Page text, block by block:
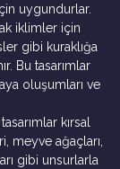
uygundurlar.
iklimler için
gibi kuraklığa
Bu tasarımlar
oluşumları ve
kırsal
meyve ağaçları,
gibi unsurlarla